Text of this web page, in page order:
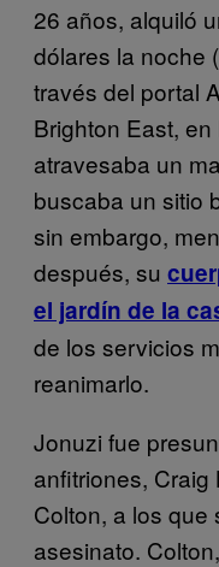
26 años, alquiló
dólares la noche
través del portal
Brighton East,
atravesaba un
buscaba un sitio
sin embargo,
después, su
el jardín de la
de los servicios
reanimarlo.
Jonuzi fue
anfitriones,
Colton, a los que
asesinato.